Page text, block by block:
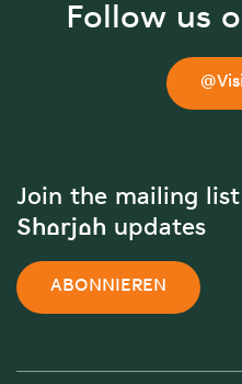
Follow us
Join the mailing
Sharjah updates
ABONNIEREN